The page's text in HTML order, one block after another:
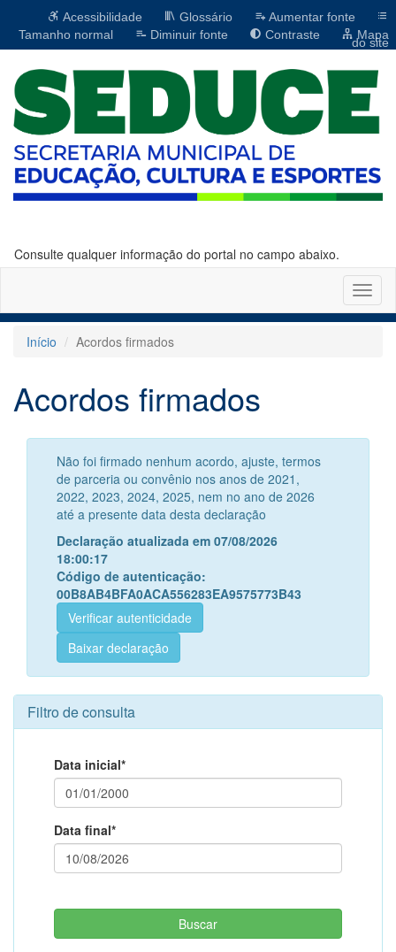
Acessibilidade Glossário
Aumentar fonte
Tamanho normal
Diminuir fonte Contraste Mapa
do site
Consulte qualquer informação do portal no campo abaixo.
Início
Acordos firmados
Acordos firmados
Não foi firmado nenhum acordo, ajuste, termos
de parceria ou convênio nos anos de 2021,
2022, 2023, 2024, 2025, nem no ano de 2026
até a presente data desta declaração
Declaração atualizada em 07/08/2026
18:00:17
Código de autenticação:
00B8AB4BFA0ACA556283EA9575773B43
Verificar autenticidade
Baixar declaração
Filtro de consulta
Data inicial*
Data final*